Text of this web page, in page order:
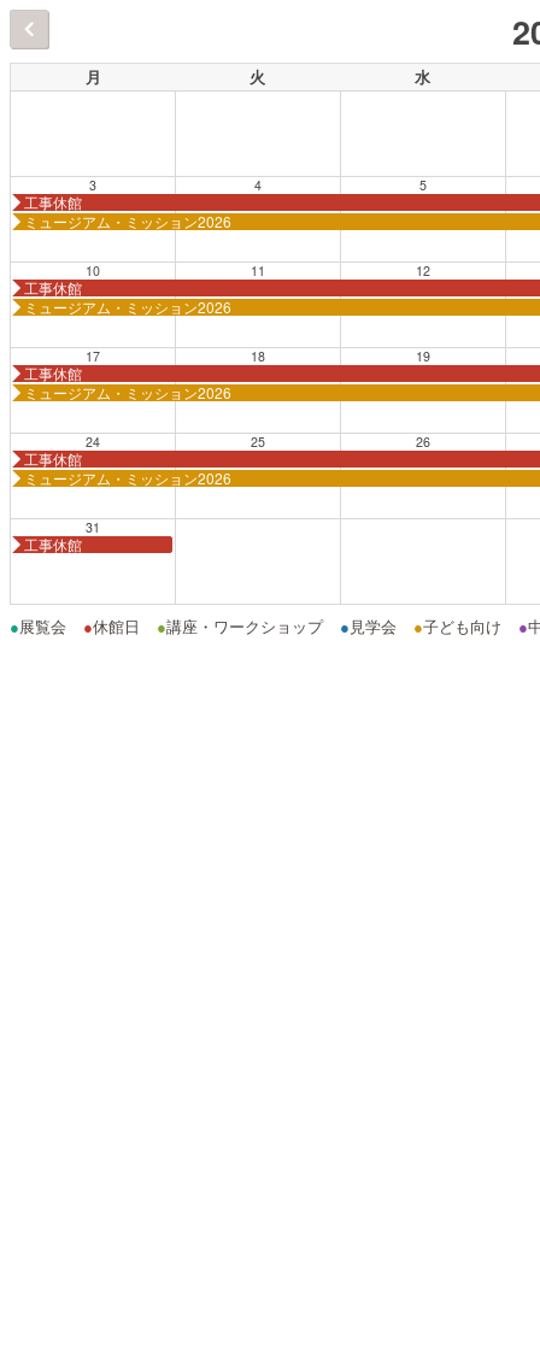
月 火 水
3
工事休館
ミュージアム・ミッション2026
4 5
10
工事休館
ミュージアム・ミッション2026
11 12
17
工事休館
ミュージアム・ミッション2026
18 19
24
工事休館
ミュージアム・ミッション2026
25 26
31
工事休館
●展覧会 ●休館日 ●講座・ワークショップ ● 見学会 ●子ども向け ●